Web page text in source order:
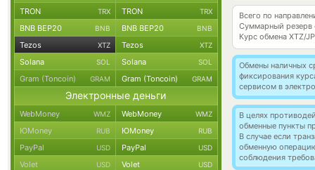
Всего по
Суммарный резерв
Курс обмена XTZ/
Обмены наличных
фиксирования
сервисом в
В целях
обменные пункты
В случае если
обменную
соблюдения
TRON TRX TRON TRX
BNB BEP20 BNB BNB BEP20 BNB
Tezos XTZ Tezos XTZ
Solana SOL Solana SOL
Gram (Toncoin) GRAM Gram (Toncoin) GRAM
Электронные деньги
WebMoney WMZ WebMoney WMZ
ЮMoney RUB ЮMoney RUB
PayPal USD PayPal USD
Volet USD Volet USD